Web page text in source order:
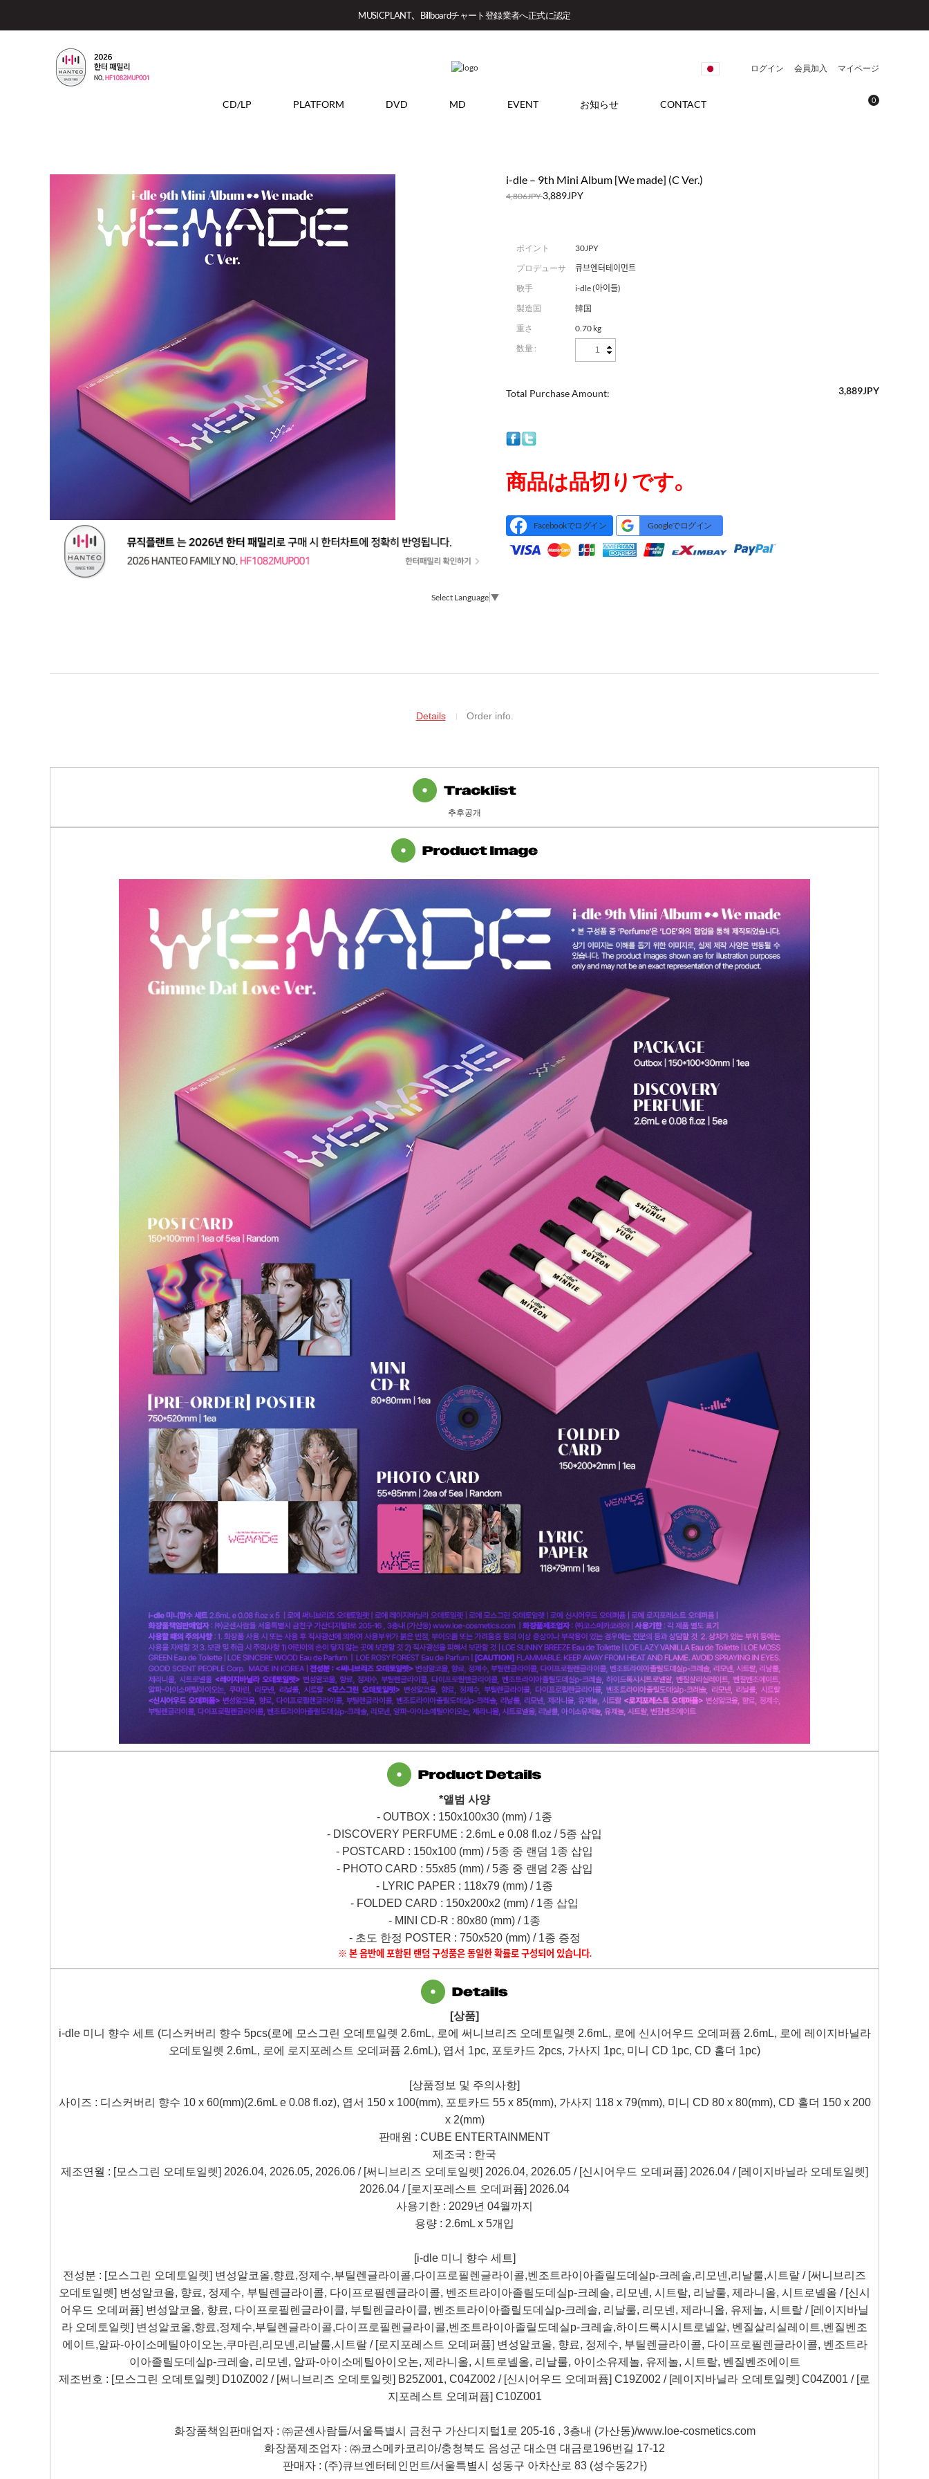
MUSICPLANT、Billboardチャート登録業者へ正式に認定
ログイン 会員加入 マイページ
CD/LP PLATFORM DVD MD EVENT お知らせ CONTACT 0
i-dle – 9th Mini Album [We made] (C Ver.)
4,806JPY3,889JPY
ポイント
30JPY
プロデューサ
ー
큐브엔터테이먼트
歌手
i-dle (아이들)
製造国
韓国
重さ
0.70 kg
数量 :
Total Purchase Amount: 3,889JPY
商品は品切りです。
Facebookでログイン Googleでログイン
Select Language ▼
Details Order info.
추후공개
*앨범 사양
- OUTBOX : 150x100x30 (mm) / 1종
- DISCOVERY PERFUME : 2.6mL e 0.08 fl.oz / 5종 삽입
- POSTCARD : 150x100 (mm) / 5종 중 랜덤 1종 삽입
- PHOTO CARD : 55x85 (mm) / 5종 중 랜덤 2종 삽입
- LYRIC PAPER : 118x79 (mm) / 1종
- FOLDED CARD : 150x200x2 (mm) / 1종 삽입
- MINI CD-R : 80x80 (mm) / 1종
- 초도 한정 POSTER : 750x520 (mm) / 1종 증정
※ 본 음반에 포함된 랜덤 구성품은 동일한 확률로 구성되어 있습니다.
[상품]
i-dle 미니 향수 세트 (디스커버리 향수 5pcs(로에 모스그린 오데토일렛 2.6mL, 로에 써니브리즈 오데토일렛 2.6mL, 로에 신시어우드 오데퍼퓸 2.6mL, 로에 레이지바닐라
오데토일렛 2.6mL, 로에 로지포레스트 오데퍼퓸 2.6mL), 엽서 1pc, 포토카드 2pcs, 가사지 1pc, 미니 CD 1pc, CD 홀더 1pc)
[상품정보 및 주의사항]
사이즈 : 디스커버리 향수 10 x 60(mm)(2.6mL e 0.08 fl.oz), 엽서 150 x 100(mm), 포토카드 55 x 85(mm), 가사지 118 x 79(mm), 미니 CD 80 x 80(mm), CD 홀더 150 x 200
x 2(mm)
판매원 : CUBE ENTERTAINMENT
제조국 : 한국
제조연월 : [모스그린 오데토일렛] 2026.04, 2026.05, 2026.06 / [써니브리즈 오데토일렛] 2026.04, 2026.05 / [신시어우드 오데퍼퓸] 2026.04 / [레이지바닐라 오데토일렛]
2026.04 / [로지포레스트 오데퍼퓸] 2026.04
사용기한 : 2029년 04월까지
용량 : 2.6mL x 5개입
[i-dle 미니 향수 세트]
전성분 : [모스그린 오데토일렛] 변성알코올,향료,정제수,부틸렌글라이콜,다이프로필렌글라이콜,벤조트라이아졸릴도데실p-크레솔,리모넨 ,리날룰,시트랄 / [써니브리즈
오데토일렛] 변성알코올, 향료, 정제수, 부틸렌글라이콜, 다이프로필렌글라이콜, 벤조트라이아졸릴도데실p-크레솔, 리모넨 , 시트랄, 리날룰, 제라니올, 시트로넬올 / [신시
어우드 오데퍼퓸] 변성알코올, 향료, 다이프로필렌글라이콜, 부틸렌글라이콜, 벤조트라이아졸릴도데실p-크레솔, 리날룰, 리모넨 , 제라니올, 유제놀, 시트랄 / [레이지바닐
라 오데토일렛] 변성알코올,향료,정제수,부틸렌글라이콜,다이프로필렌글라이콜,벤조트라이아졸릴도데실p-크레솔,하이드록시시트로넬알, 벤질살리실레이트,벤질벤조
에이트,알파-아이소메틸아이오논,쿠마린,리모넨 ,리날룰,시트랄/ [로지포레스트 오데퍼퓸] 변성알코올, 향료, 정제수, 부틸렌글라이콜, 다이프로필렌글라이콜, 벤조트라
이아졸릴도데실p-크레솔, 리모넨 , 알파-아이소메틸아이오논, 제라니올, 시트로넬올, 리날룰, 아이소유제놀, 유제놀, 시트랄, 벤질벤조에이트
제조번호 : [모스그린 오데토일렛] D10Z002 / [써니브리즈 오데토일렛] B25Z001, C04Z002 / [신시어우드 오데퍼퓸] C19Z002 / [레이지바닐라 오데토일렛] C04Z001 / [로
지포레스트 오데퍼퓸] C10Z001
화장품책임판매업자: ㈜굳센사람들/서울특별시 금천구 가산디지털1 로 205-16 , 3층내 (가산동)/www.loe-cosmetics.com
화장품제조업자 : ㈜코스메카코리아/충청북도 음성군 대소면 대금로196번길 17-12
판매자: (주)큐브엔터테인먼트/서울특별시 성동구 아차산로 83 (성수동2가)